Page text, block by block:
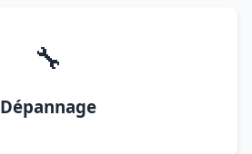
🔧
Dépannage